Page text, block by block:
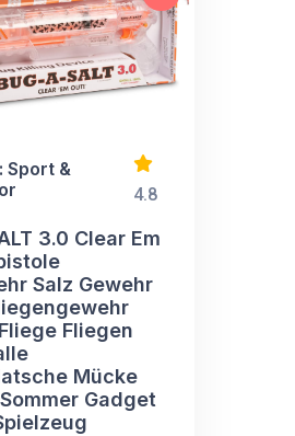
Sport &
4.8
3.0 Clear Em
Salz Gewehr
Fliegen
Mücke
Gadget